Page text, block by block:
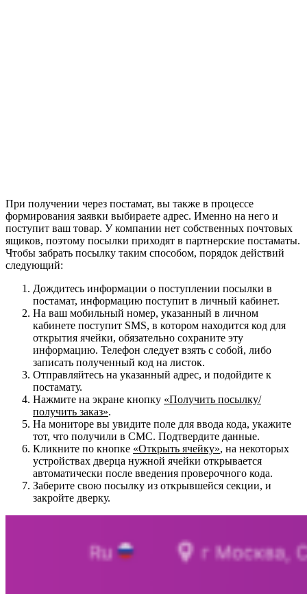
При получении через постамат, вы также в процессе
формирования заявки выбираете адрес. Именно на него и
поступит ваш товар. У компании нет собственных почтовых
ящиков, поэтому посылки приходят в партнерские постаматы.
Чтобы забрать посылку таким способом, порядок действий
следующий:
Дождитесь информации о поступлении посылки в
постамат, информацию поступит в личный кабинет.
На ваш мобильный номер, указанный в личном
кабинете поступит SMS, в котором находится код для
открытия ячейки, обязательно сохраните эту
информацию. Телефон следует взять с собой, либо
записать полученный код на листок.
Отправляйтесь на указанный адрес, и подойдите к
постамату.
Нажмите на экране кнопку «Получить посылку/
получить заказ».
На мониторе вы увидите поле для ввода кода, укажите
тот, что получили в СМС. Подтвердите данные.
Кликните по кнопке «Открыть ячейку», на некоторых
устройствах дверца нужной ячейки открывается
автоматически после введения проверочного кода.
Заберите свою посылку из открывшейся секции, и
закройте дверку.